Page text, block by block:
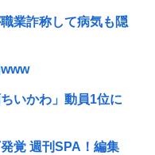
業詐称して病気も隠
いかわ」動員1位に
覚 週刊SPA！編集